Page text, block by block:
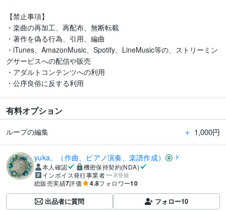
【禁止事項】
・楽曲の再加工、再配布、無断転載
・著作を偽る行為、引用、編曲
・iTunes、AmazonMusic、Spotify、LineMusic等の、ストリーミン
グサービスへの配信や販売
・アダルトコンテンツへの利用
・公序良俗に反する利用
有料オプション
ループの編集 ＋ 1,000円
yuka。（作曲、ピアノ演奏、楽譜作成）
本人確認
機密保持契約(NDA)
インボイス発行事業者
未登録
総販売実績7評価 4.8フォロワー10
出品者に質問 フォロー10